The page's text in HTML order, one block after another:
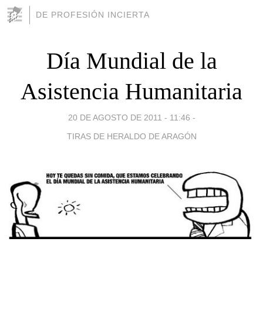
DE PROFESIÓN INCIERTA
Día Mundial de la
Asistencia Humanitaria
20 DE AGOSTO DE 2011 - 11:46 -
TIRAS DE HERALDO DE ARAGÓN